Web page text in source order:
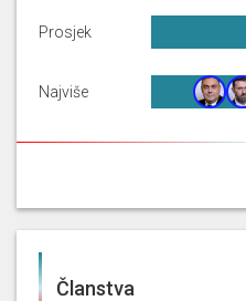
Prosjek
Najviše
Članstva